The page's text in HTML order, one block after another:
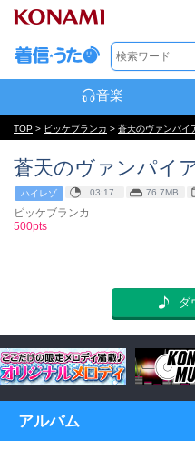
音楽
TOP > ビッケブランカ > 蒼天のヴァンパイ
蒼天のヴァンパイ
ハイレゾ 03:17 76.7MB
ビッケブランカ
500pts
ダ
アルバム